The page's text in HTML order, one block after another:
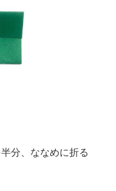
分、ななめに折る